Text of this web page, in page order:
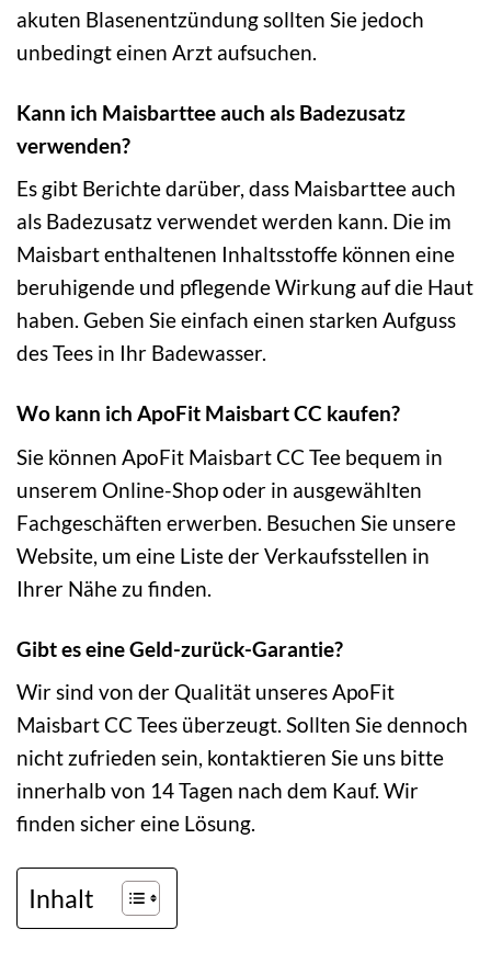
akuten Blasenentzündung sollten Sie jedoch
unbedingt einen Arzt aufsuchen.
Kann ich Maisbarttee auch als Badezusatz
verwenden?
Es gibt Berichte darüber, dass Maisbarttee auch
als Badezusatz verwendet werden kann. Die im
Maisbart enthaltenen Inhaltsstoffe können eine
beruhigende und pflegende Wirkung auf die Haut
haben. Geben Sie einfach einen starken Aufguss
des Tees in Ihr Badewasser.
Wo kann ich ApoFit Maisbart CC kaufen?
Sie können ApoFit Maisbart CC Tee bequem in
unserem Online-Shop oder in ausgewählten
Fachgeschäften erwerben. Besuchen Sie unsere
Website, um eine Liste der Verkaufsstellen in
Ihrer Nähe zu finden.
Gibt es eine Geld-zurück-Garantie?
Wir sind von der Qualität unseres ApoFit
Maisbart CC Tees überzeugt. Sollten Sie dennoch
nicht zufrieden sein, kontaktieren Sie uns bitte
innerhalb von 14 Tagen nach dem Kauf. Wir
finden sicher eine Lösung.
Inhalt